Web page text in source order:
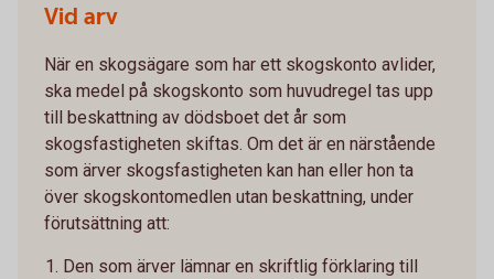
Vid arv
När en skogsägare som har ett skogskonto avlider,
ska medel på skogskonto som huvudregel tas upp
till beskattning av dödsboet det år som
skogsfastigheten skiftas. Om det är en närstående
som ärver skogsfastigheten kan han eller hon ta
över skogskontomedlen utan beskattning, under
förutsättning att:
Den som ärver lämnar en skriftlig förklaring till